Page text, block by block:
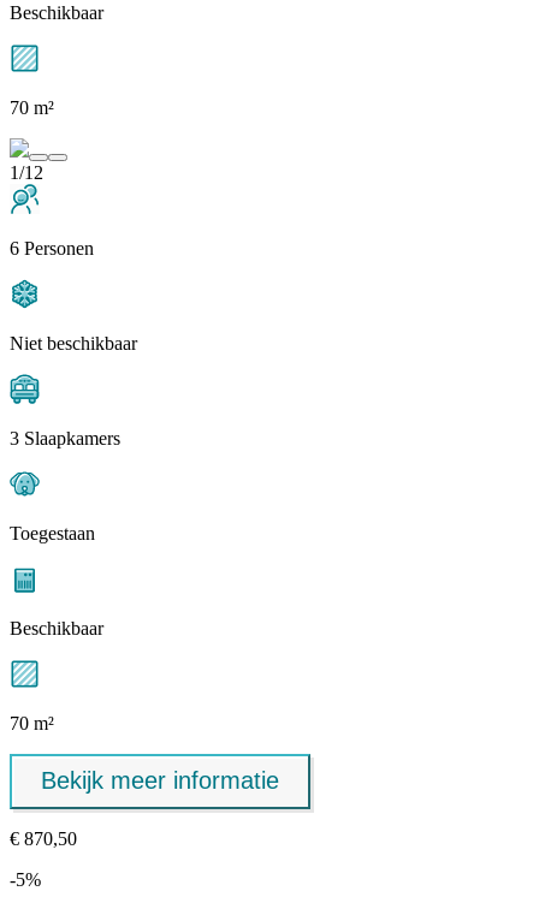
Beschikbaar
70 m²
1/12
6 Personen
Niet beschikbaar
3 Slaapkamers
Toegestaan
Beschikbaar
70 m²
Bekijk meer informatie
€ 870,50
-5%